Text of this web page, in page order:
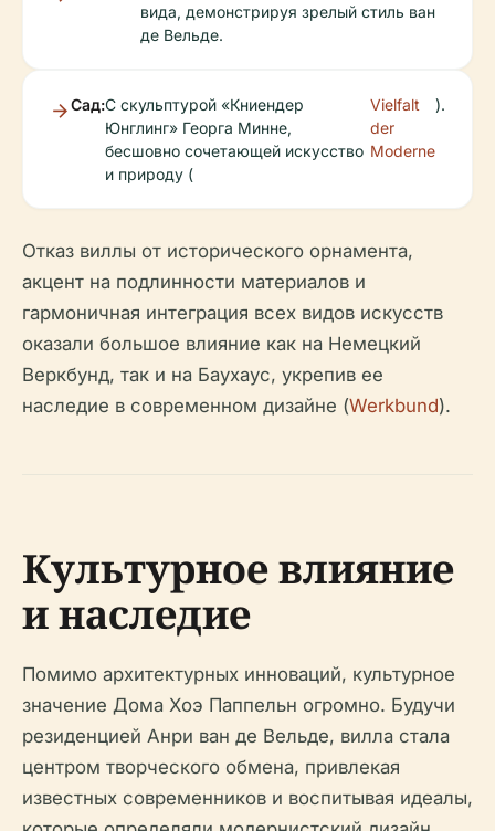
вида, демонстрируя зрелый стиль ван
де Вельде.
Сад:С скульптурой «Книендер
Юнглинг» Георга Минне,
бесшовно сочетающей искусство
и природу (
Vielfalt
der
Moderne
).
Отказ виллы от исторического орнамента,
акцент на подлинности материалов и
гармоничная интеграция всех видов искусств
оказали большое влияние как на Немецкий
Веркбунд, так и на Баухаус, укрепив ее
наследие в современном дизайне (Werkbund).
Культурное влияние
и наследие
Помимо архитектурных инноваций, культурное
значение Дома Хоэ Паппельн огромно. Будучи
резиденцией Анри ван де Вельде, вилла стала
центром творческого обмена, привлекая
известных современников и воспитывая идеалы,